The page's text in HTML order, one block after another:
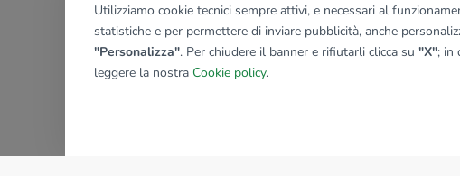
Utilizziamo cookie tecnici sempre attivi, e necessari al
statistiche e per permettere di inviare pubblicità, anche
"Personalizza". Per chiudere il banner e rifiutarli clicca su "X"; in
leggere la nostra Cookie policy.